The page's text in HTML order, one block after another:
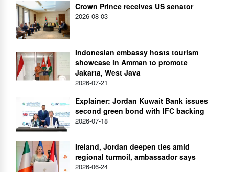
Crown Prince receives US senator
2026-08-03
Indonesian embassy hosts tourism
showcase in Amman to promote
Jakarta, West Java
2026-07-21
Explainer: Jordan Kuwait Bank issues
second green bond with IFC backing
2026-07-18
Ireland, Jordan deepen ties amid
regional turmoil, ambassador says
2026-06-24